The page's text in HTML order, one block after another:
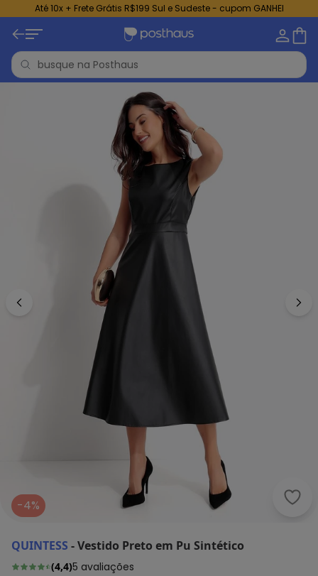
Até 10x + Frete Grátis R$199 Sul e Sudeste - cupom GANHEI
-4%
QUINTESS -Vestido Preto em Pu Sintético
(4,4)5 avaliações